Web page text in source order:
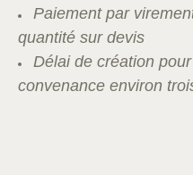
Paiement par
quantité sur devis
Délai de création
convenance environ